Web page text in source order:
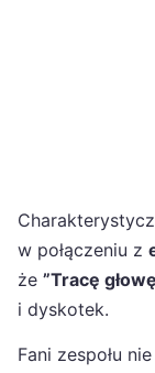
w połączeniu z
że ”Tracę
i dyskotek.
Fani zespołu